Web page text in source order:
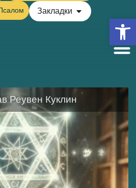
Закладки
Реувен Куклин